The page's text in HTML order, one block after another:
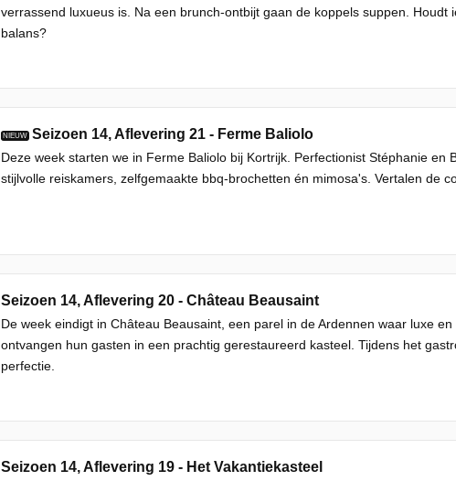
verrassend luxueus is. Na een brunch-ontbijt gaan de koppels suppen. Houdt
balans?
NIEUW Seizoen 14, Aflevering 21 - Ferme Baliolo
Deze week starten we in Ferme Baliolo bij Kortrijk. Perfectionist Stéphanie
stijlvolle reiskamers, zelfgemaakte bbq-brochetten én mimosa's. Vertalen de
Seizoen 14, Aflevering 20 - Château Beausaint
De week eindigt in Château Beausaint, een parel in de Ardennen waar luxe
ontvangen hun gasten in een prachtig gerestaureerd kasteel. Tijdens het
perfectie.
Seizoen 14, Aflevering 19 - Het Vakantiekasteel